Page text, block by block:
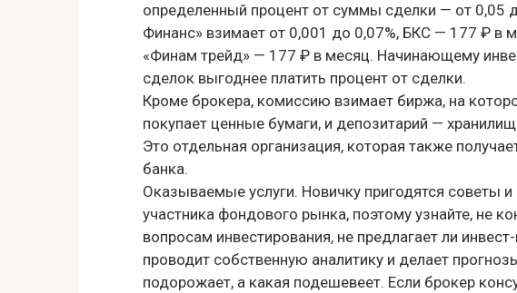
определенный процент от суммы сделки — от 0,05
Финанс» взимает от 0,001 до 0,07%, БКС — 177 ₽ в
«Финам трейд» — 177 ₽ в месяц. Начинающему
сделок выгоднее платить процент от сделки.
Кроме брокера, комиссию взимает биржа, на
покупает ценные бумаги, и депозитарий —
Это отдельная организация, которая также
банка.
Оказываемые услуги. Новичку пригодятся советы
участника фондового рынка, поэтому узнайте, не
вопросам инвестирования, не предлагает ли
проводит собственную аналитику и делает
подорожает, а какая подешевеет. Если брокер